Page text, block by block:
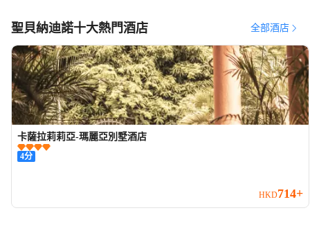
聖貝納迪諾十大熱門酒店 全部酒店
卡薩拉莉莉亞-瑪麗亞別墅酒店
4分
HKD714+